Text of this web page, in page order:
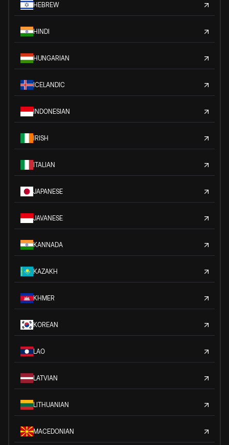
HEBREW
HINDI
HUNGARIAN
ICELANDIC
INDONESIAN
IRISH
ITALIAN
JAPANESE
JAVANESE
KANNADA
KAZAKH
KHMER
KOREAN
LAO
LATVIAN
LITHUANIAN
MACEDONIAN